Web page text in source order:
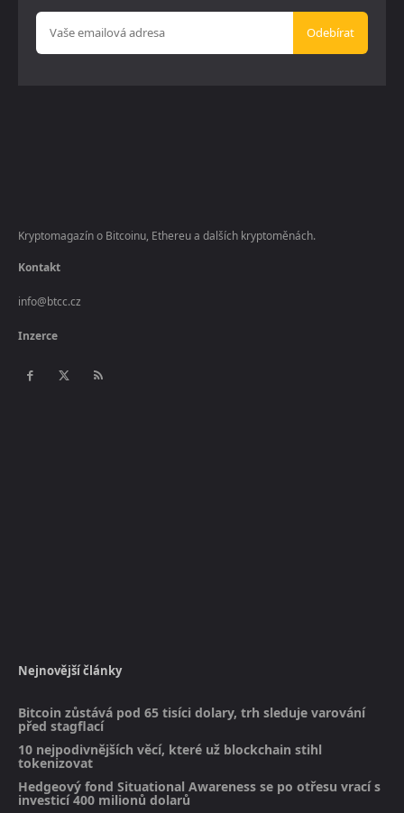
Odebírat
Kryptomagazín o Bitcoinu, Ethereu a dalších kryptoměnách.
Kontakt
info@btcc.cz
Inzerce
Nejnovější články
Bitcoin zůstává pod 65 tisíci dolary, trh sleduje varování
před stagflací
10 nejpodivnějších věcí, které už blockchain stihl
tokenizovat
Hedgeový fond Situational Awareness se po otřesu vrací s
investicí 400 milionů dolarů